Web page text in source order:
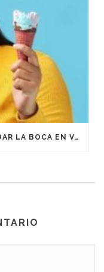
¿POR QUÉ NO DEBEMOS DESCUIDAR LA BOCA EN VACACIONES?